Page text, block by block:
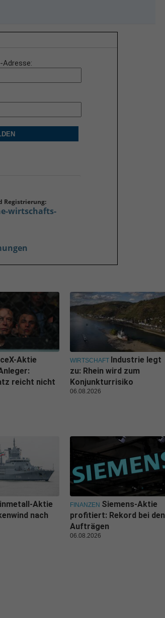
Adresse
Registrierung:
wirtschafts-
Aktie
reicht nicht
WIRTSCHAFT Industrie legt
zu: Rhein wird zum
Konjunkturrisiko
06.08.2026
Aktie
nach
FINANZEN Siemens-Aktie
profitiert: Rekord bei den
Aufträgen
06.08.2026